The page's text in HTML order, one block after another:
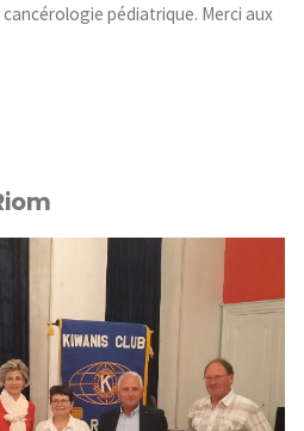
pédiatrique. Merci aux